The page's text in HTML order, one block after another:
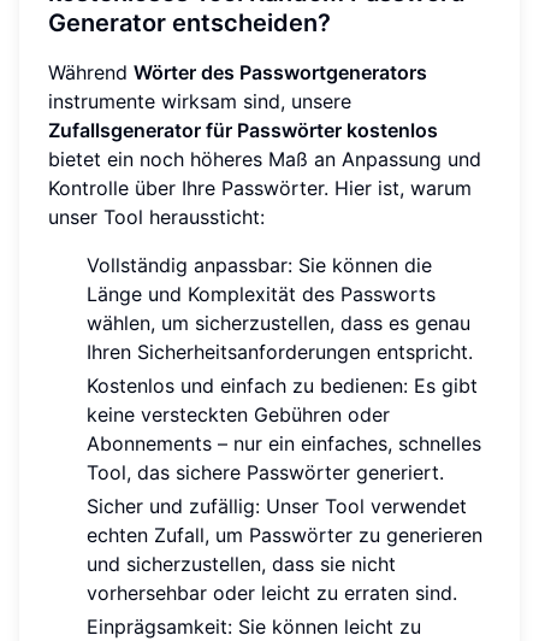
Generator entscheiden?
Während Wörter des Passwortgenerators
instrumente wirksam sind, unsere
Zufallsgenerator für Passwörter kostenlos
bietet ein noch höheres Maß an Anpassung und
Kontrolle über Ihre Passwörter. Hier ist, warum
unser Tool heraussticht:
Vollständig anpassbar: Sie können die
Länge und Komplexität des Passworts
wählen, um sicherzustellen, dass es genau
Ihren Sicherheitsanforderungen entspricht.
Kostenlos und einfach zu bedienen: Es gibt
keine versteckten Gebühren oder
Abonnements – nur ein einfaches, schnelles
Tool, das sichere Passwörter generiert.
Sicher und zufällig: Unser Tool verwendet
echten Zufall, um Passwörter zu generieren
und sicherzustellen, dass sie nicht
vorhersehbar oder leicht zu erraten sind.
Einprägsamkeit: Sie können leicht zu